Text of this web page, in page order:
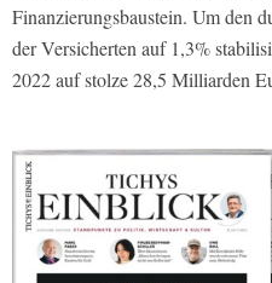
Finanzierungsbaustein. Um den
der Versicherten auf 1,3%
2022 auf stolze 28,5 Milliarden